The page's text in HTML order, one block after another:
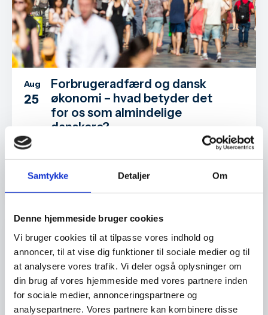
Samtykke Detaljer Om
Denne hjemmeside bruger cookies
Vi bruger cookies til at tilpasse vores indhold og
annoncer, til at vise dig funktioner til sociale medier og til
at analysere vores trafik. Vi deler også oplysninger om
din brug af vores hjemmeside med vores partnere inden
for sociale medier, annonceringspartnere og
analysepartnere. Vores partnere kan kombinere disse
Aug
25
Forbrugeradfærd og dansk
økonomi – hvad betyder det
for os som almindelige
danskere?
Hvordan ser dansk økonomi egentlig ud lige